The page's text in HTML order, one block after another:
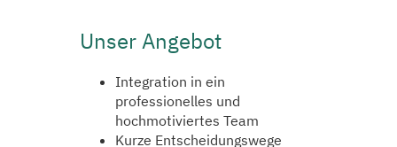
Unser Angebot
Integration in ein
professionelles und
hochmotiviertes Team
Kurze Entscheidungswege